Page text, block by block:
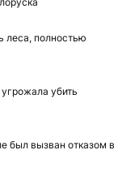
леса, полностью
убить
был вызван отказом в